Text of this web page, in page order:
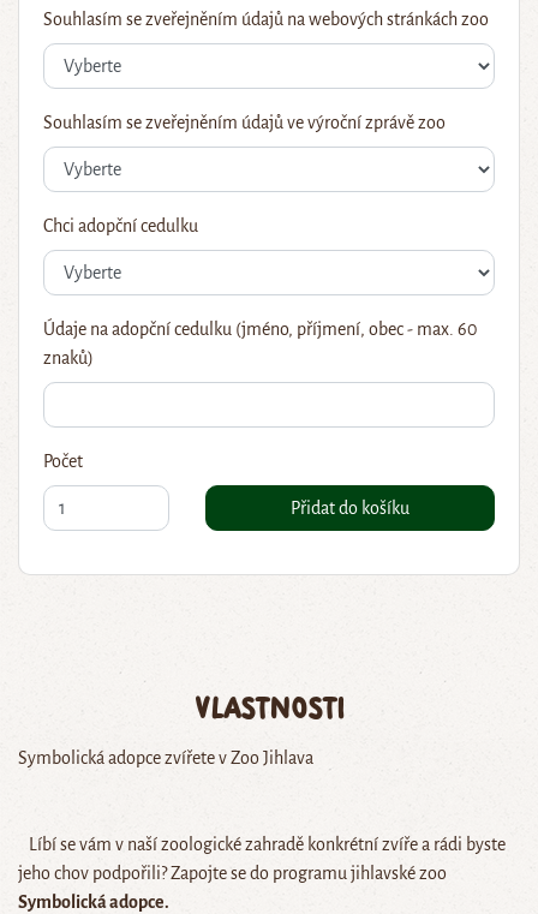
Souhlasím se zveřejněním údajů na webových stránkách zoo
Souhlasím se zveřejněním údajů ve výroční zprávě zoo
Chci adopční cedulku
Údaje na adopční cedulku (jméno, příjmení, obec - max. 60
znaků)
Počet
Přidat do košíku
Vlastnosti
Symbolická adopce zvířete v Zoo Jihlava
Líbí se vám v naší zoologické zahradě konkrétní zvíře a rádi byste
jeho chov podpořili? Zapojte se do programu jihlavské zoo
Symbolická adopce.